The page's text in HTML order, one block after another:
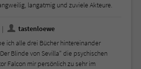
langatmig und zuviele Akteure.
tastenloewe
ich alle drei Bücher hintereinander
Blinde von Sevilla" die psychischen
Falcon mir persönlich zu sehr im